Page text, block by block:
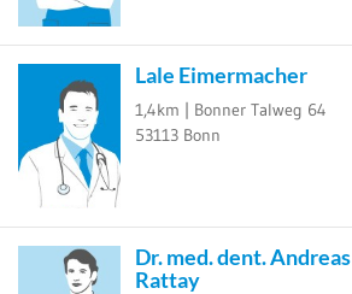
Lale Eimermacher
1,4km | Bonner Talweg 64
53113 Bonn
Dr. med. dent. Andreas
Rattay